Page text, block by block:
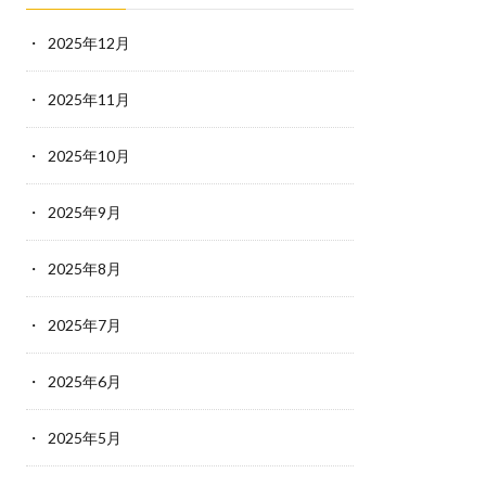
2025年12月
2025年11月
2025年10月
2025年9月
2025年8月
2025年7月
2025年6月
2025年5月